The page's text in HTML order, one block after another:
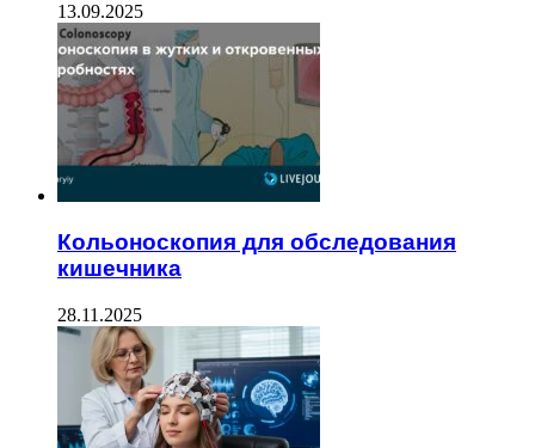
13.09.2025
Кольоноскопия для обследования
кишечника
28.11.2025